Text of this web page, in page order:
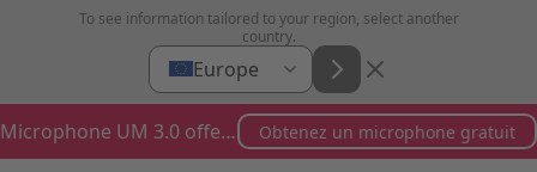
Aller au contenuTo see information tailored to your region, select another
country.
Europe
Microphone UM 3.0 offert pour toute commande supérieure à 100 € Obtenez un microphone gratuit